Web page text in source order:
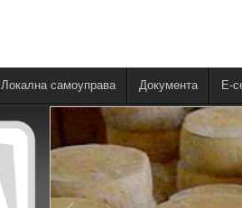
Локална самоуправа Документа E-